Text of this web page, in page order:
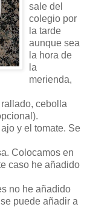
sale del
colegio por
la tarde
aunque sea
la hora de
la
merienda,
cebolla
y el tomate. Se
Colocamos en
caso he añadido
no he añadido
puede añadir a